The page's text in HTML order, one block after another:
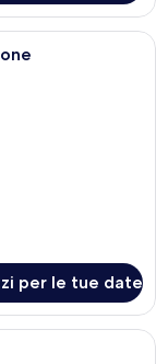
letto con un letto,
per le tue date
letto con un letto a